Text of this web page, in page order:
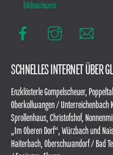
bildnachweis
Facebook Insta
SCHNELLES INTERNET ÜBER
Enzklösterle Gompelscheuer,
Oberkollwangen /
Sprollenhaus, Christofshof,
„Im Oberen Dorf“, Würzbach und
Haiterbach, Oberschwandorf / Bad